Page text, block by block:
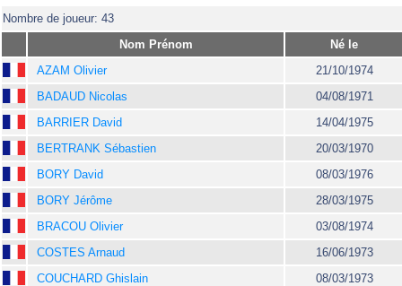
Nombre de joueur: 43
Nom Prénom
Né le
AZAM Olivier
21/10/1974
BADAUD Nicolas
04/08/1971
BARRIER David
14/04/1975
BERTRANK Sébastien
20/03/1970
BORY David
08/03/1976
BORY Jérôme
28/03/1975
BRACOU Olivier
03/08/1974
COSTES Arnaud
16/06/1973
COUCHARD Ghislain
08/03/1973